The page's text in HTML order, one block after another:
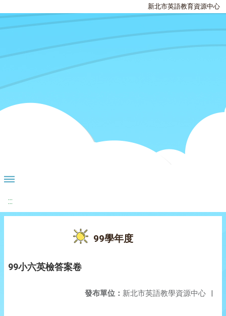
新北市英語教育資源中心
:::
99學年度
99小六英檢答案卷
發布單位： 新北市英語教學資源中心 |